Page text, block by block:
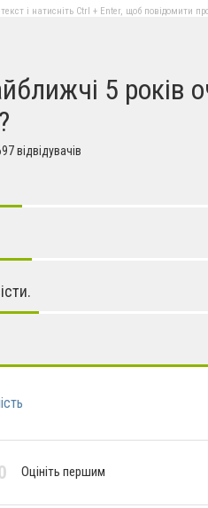
і натисніть Ctrl + Enter, щоб повідомити
5 років
відвідувачів
Оцініть першим